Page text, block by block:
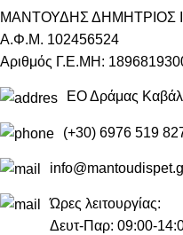
ΜΑΝΤΟΥΔΗΣ ΔΗΜΗΤΡΙΟΣ
Α.Φ.Μ. 102456524
Αριθμός Γ.Ε.ΜΗ:
ΕΟ Δράμας
(+30) 6976 519
Ώρες λειτουργίας:
Δευτ-Παρ: 09:00-